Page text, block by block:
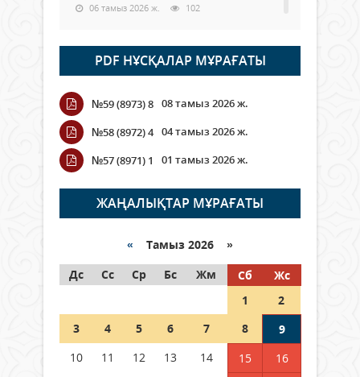
06 тамыз 2026 ж. 102
Open Air: Қызылорда облысы
полиция департаменті 20
мыңнан астам көрерменнің
қауіпсіздігін қамтамасыз етті
06 тамыз 2026 ж.
Wi-Fi ҚАБЫРҒА АРҚЫЛЫ ҚАЛАЙ
ӨТЕДІ?
06 тамыз 2026 ж. 279
граждане Казахстана,
05 тамыз 2026 ж. 161
Шетелде жүрген Қазақстан
азаматтары қалай дауыс бере
PDF НҰСҚАЛАР МҰРАҒАТЫ
№59 (8973) 8 08 тамыз 2026 ж.
№58 (8972) 4 04 тамыз 2026 ж.
№57 (8971) 1
01 тамыз 2026 ж.
ЖАҢАЛЫҚТАР МҰРАҒАТЫ
« Тамыз 2026 »
Дс
Сс Ср Бс Жм Сб
Жс
1
2
3
4 5 6 7 8
9
10
11 12 13 14 15
16